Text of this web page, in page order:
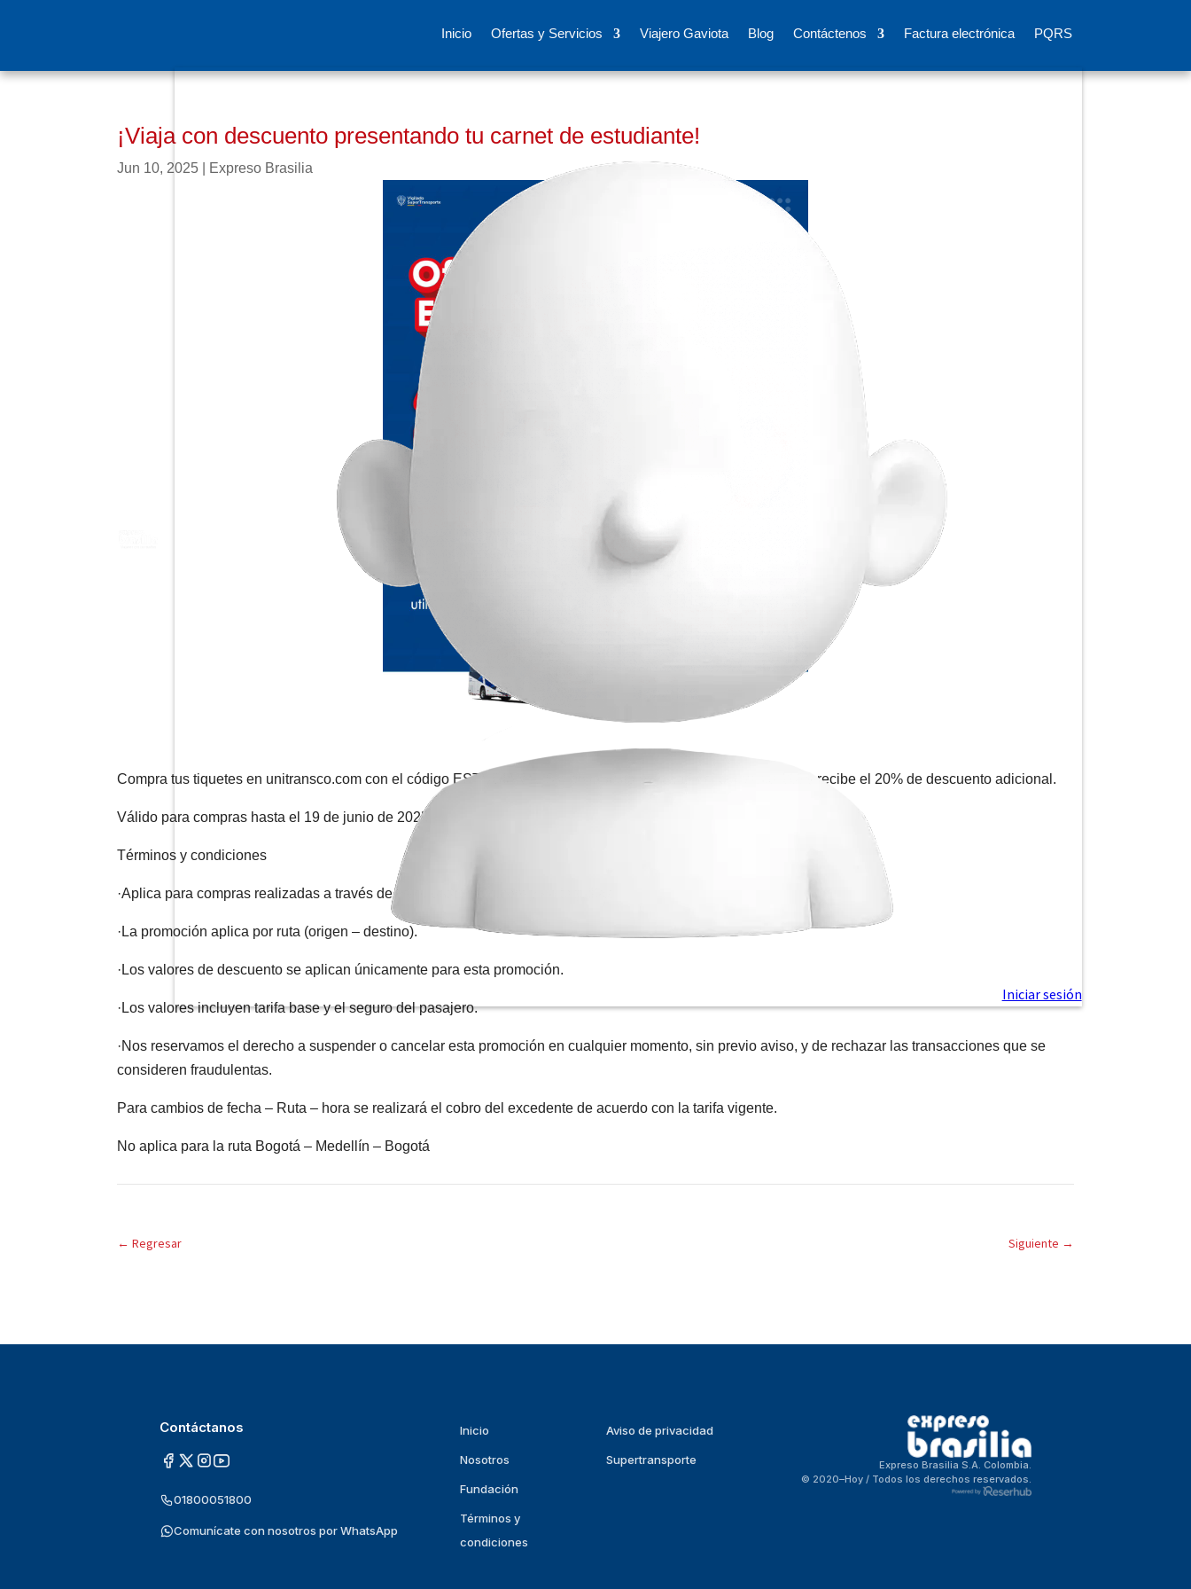
Inicio Ofertas y Servicios Viajero Gaviota Blog Contáctenos Factura electrónica PQRS
¡Viaja con descuento presentando tu carnet de estudiante!
Jun 10, 2025 Expreso Brasilia
Compra tus tiquetes en unitransco.com con el código ESTUDIANTES o en taquilla utilizando el convenio 116 y recibe el 20% de descuento adicional.
Válido para compras hasta el 19 de junio de 2025.
Términos y condiciones
·Aplica para compras realizadas a través de www.unitransco.com y en taquillas
·La promoción aplica por ruta (origen – destino).
·Los valores de descuento se aplican únicamente para esta promoción.
·Los valores incluyen tarifa base y el seguro del pasajero.
·Nos reservamos el derecho a suspender o cancelar esta promoción en cualquier momento, sin previo aviso, y de rechazar las transacciones que se
consideren fraudulentas.
Para cambios de fecha – Ruta – hora se realizará el cobro del excedente de acuerdo con la tarifa vigente.
No aplica para la ruta Bogotá – Medellín – Bogotá
← Regresar Siguiente →
Contáctanos
01800051800
Comunícate con nosotros por WhatsApp
Inicio Aviso de privacidad
Nosotros Supertransporte
Fundación
Términos y
condiciones
Expreso Brasilia S.A. Colombia.
© 2020–Hoy / Todos los derechos reservados.